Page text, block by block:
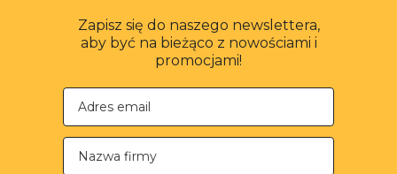
Zapisz się do naszego newslettera,
aby być na bieżąco z nowościami i
promocjami!
Nazwa firmy